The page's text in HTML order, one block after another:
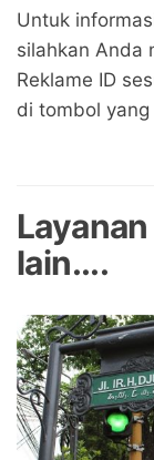
Untuk
silahkan Anda
Reklame ID
di tombol
lain....